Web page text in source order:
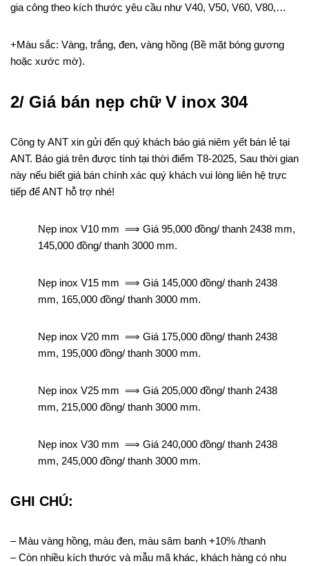
gia công theo kích thước yêu cầu như V40, V50, V60, V80,…
+Màu sắc: Vàng, trắng, đen, vàng hồng (Bề mặt bóng gương
hoặc xước mờ).
2/ Giá bán nẹp chữ V inox 304
Công ty ANT xin gửi đến quý khách báo giá niêm yết bán lẻ tại
ANT. Báo giá trên được tính tại thời điểm T8-2025, Sau thời gian
này nếu biết giá bán chính xác quý khách vui lòng liên hệ trực
tiếp để ANT hỗ trợ nhé!
Nẹp inox V10 mm ⟹ Giá 95,000 đồng/ thanh 2438 mm,
145,000 đồng/ thanh 3000 mm.
Nẹp inox V15 mm ⟹ Giá 145,000 đồng/ thanh 2438
mm, 165,000 đồng/ thanh 3000 mm.
Nẹp inox V20 mm ⟹ Giá 175,000 đồng/ thanh 2438
mm, 195,000 đồng/ thanh 3000 mm.
Nẹp inox V25 mm ⟹ Giá 205,000 đồng/ thanh 2438
mm, 215,000 đồng/ thanh 3000 mm.
Nẹp inox V30 mm ⟹ Giá 240,000 đồng/ thanh 2438
mm, 245,000 đồng/ thanh 3000 mm.
GHI CHÚ:
– Màu vàng hồng, màu đen, màu sâm banh +10% /thanh
– Còn nhiều kích thước và mẫu mã khác, khách hàng có nhu